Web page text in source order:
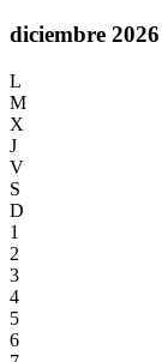
diciembre 2026
L
M
X
J
V
S
D
1
2
3
4
5
6